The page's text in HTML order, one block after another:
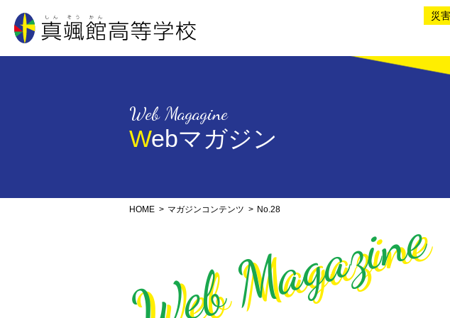
災
Web Magagine
Webマガジン
HOME マガジンコンテンツ No.28
Web Magazine